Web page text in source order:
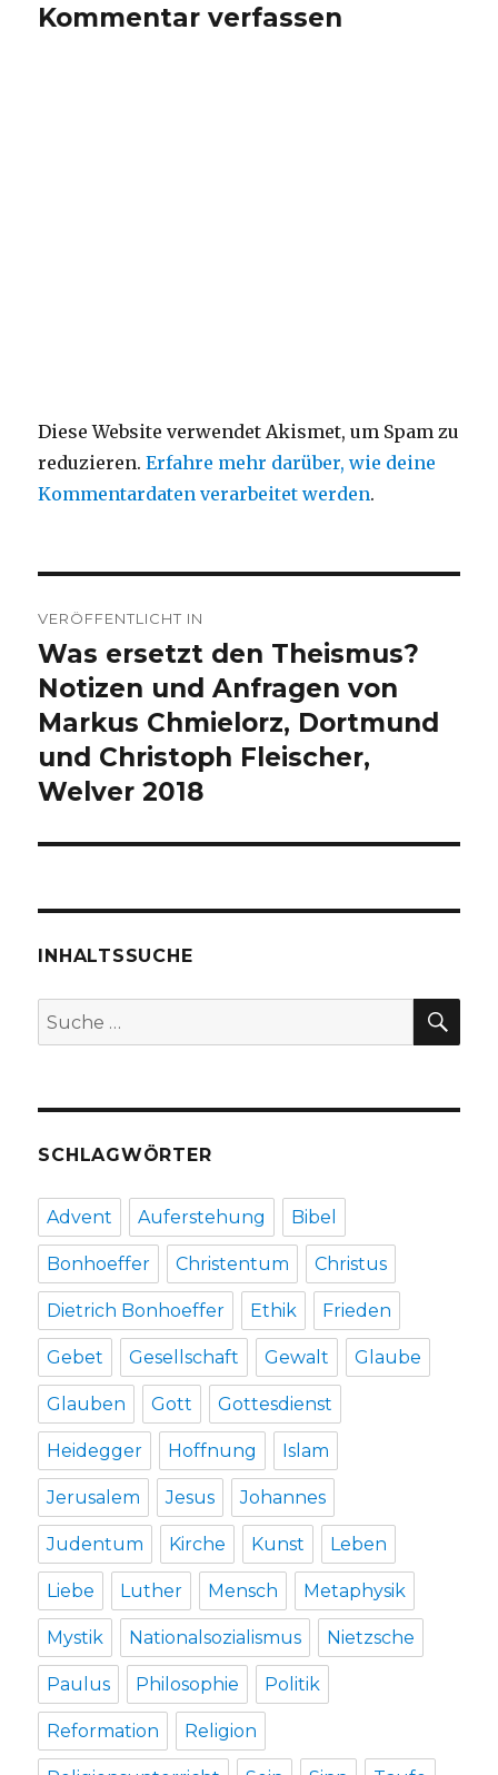
Kommentar verfassen
Diese Website verwendet Akismet, um Spam zu
reduzieren.Erfahre mehr darüber, wie deine
Kommentardaten verarbeitet werden.
VERÖFFENTLICHT IN
Was ersetzt den Theismus?
Notizen und Anfragen von
Markus Chmielorz, Dortmund
und Christoph Fleischer,
Welver 2018
INHALTSSUCHE
Suche
nach:
SCHLAGWÖRTER
Advent Auferstehung Bibel
Bonhoeffer Christentum Christus
Dietrich Bonhoeffer Ethik Frieden
Gebet Gesellschaft Gewalt Glaube
Glauben Gott Gottesdienst
Heidegger Hoffnung Islam
Jerusalem Jesus Johannes
Judentum Kirche Kunst Leben
Liebe Luther Mensch Metaphysik
Mystik Nationalsozialismus Nietzsche
Paulus Philosophie Politik
Reformation Religion